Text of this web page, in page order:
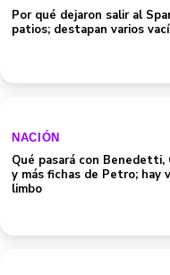
Por qué dejaron salir al
patios; destapan varios
NACIÓN
Qué pasará con Benedetti,
y más fichas de Petro; hay
limbo